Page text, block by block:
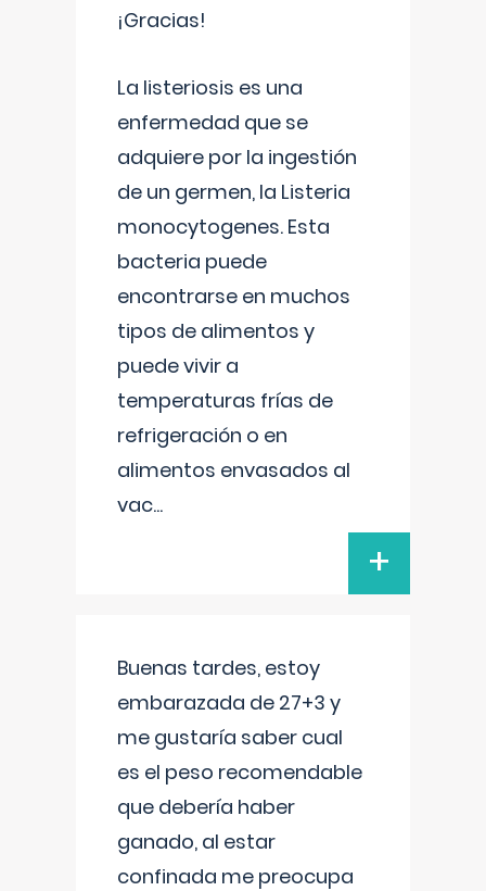
¡Gracias!
La listeriosis es una
enfermedad que se
adquiere por la ingestión
de un germen, la Listeria
monocytogenes. Esta
bacteria puede
encontrarse en muchos
tipos de alimentos y
puede vivir a
temperaturas frías de
refrigeración o en
alimentos envasados al
vac...
+
Buenas tardes, estoy
embarazada de 27+3 y
me gustaría saber cual
es el peso recomendable
que debería haber
ganado, al estar
confinada me preocupa